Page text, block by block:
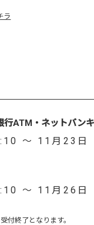
ラ
ATM・ネットバン
～ 11月23日
～ 11月26日
付終了となります。